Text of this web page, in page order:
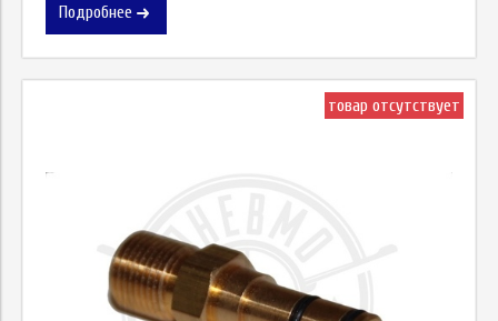
Подробнее
товар отсутствует